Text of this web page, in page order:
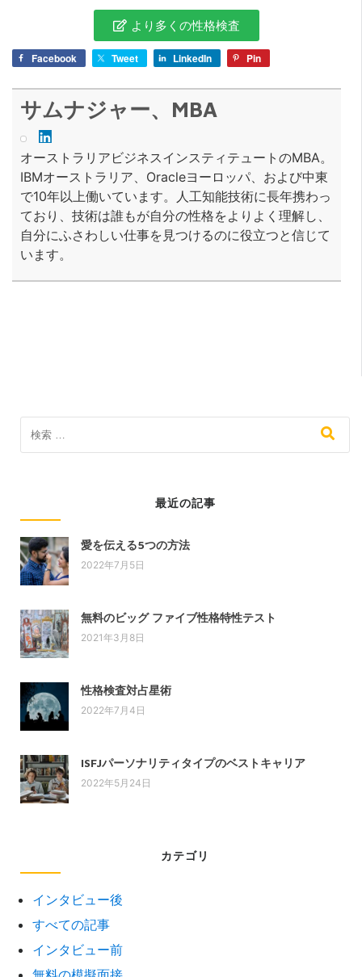
より多くの性格検査
Facebook Tweet LinkedIn Pin
サムナジャー、MBA
オーストラリアビジネスインスティテュートのMBA。
IBMオーストラリア、Oracleヨーロッパ、および中東
で10年以上働いています。人工知能技術に長年携わっ
ており、技術は誰もが自分の性格をよりよく理解し、
自分にふさわしい仕事を見つけるのに役立つと信じて
います。
最近の記事
愛を伝える5つの方法
2022年7月5日
無料のビッグ ファイブ性格特性テスト
2021年3月8日
性格検査対占星術
2022年7月4日
ISFJパーソナリティタイプのベストキャリア
2022年5月24日
カテゴリ
インタビュー後
すべての記事
インタビュー前